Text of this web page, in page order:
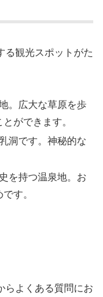
る観光スポットがた
。広大な草原を歩
ができます。
洞です。神秘的な
を持つ温泉地。お
す。
らよくある質問にお